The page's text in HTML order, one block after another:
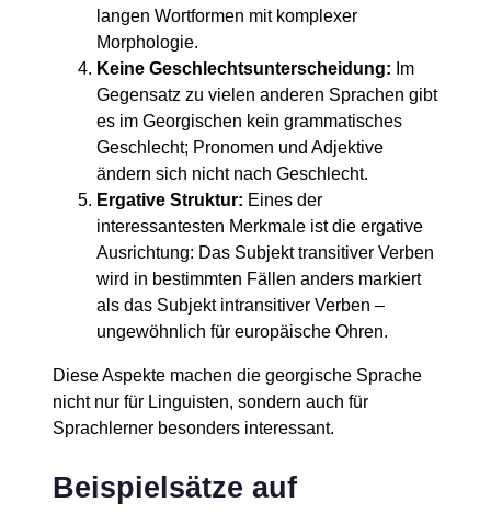
langen Wortformen mit komplexer
Morphologie.
Keine Geschlechtsunterscheidung: Im
Gegensatz zu vielen anderen Sprachen gibt
es im Georgischen kein grammatisches
Geschlecht; Pronomen und Adjektive
ändern sich nicht nach Geschlecht.
Ergative Struktur: Eines der
interessantesten Merkmale ist die ergative
Ausrichtung: Das Subjekt transitiver Verben
wird in bestimmten Fällen anders markiert
als das Subjekt intransitiver Verben –
ungewöhnlich für europäische Ohren.
Diese Aspekte machen die georgische Sprache
nicht nur für Linguisten, sondern auch für
Sprachlerner besonders interessant.
Beispielsätze auf